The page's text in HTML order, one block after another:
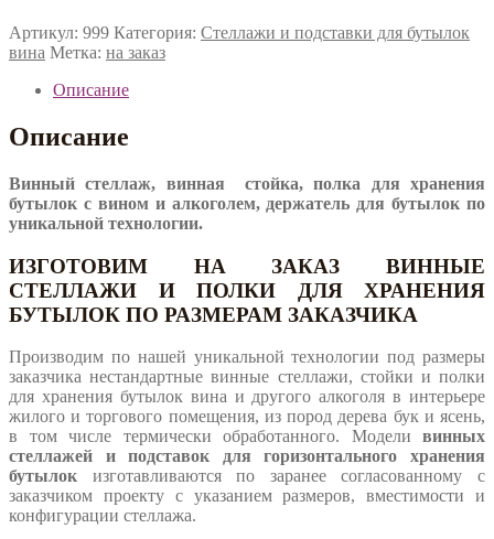
Артикул: 999 Категория: Стеллажи и подставки для бутылок
вина Метка: на заказ
Описание
Описание
Винный стеллаж, винная стойка, полка для хранения
бутылок с вином и алкоголем, держатель для бутылок по
уникальной технологии.
ИЗГОТОВИМ НА ЗАКАЗ ВИННЫЕ
СТЕЛЛАЖИ И ПОЛКИ ДЛЯ ХРАНЕНИЯ
БУТЫЛОК ПО РАЗМЕРАМ ЗАКАЗЧИКА
Производим по нашей уникальной технологии под размеры
заказчика нестандартные винные стеллажи, стойки и полки
для хранения бутылок вина и другого алкоголя в интерьере
жилого и торгового помещения, из пород дерева бук и ясень,
в том числе термически обработанного. Модели винных
стеллажей и подставок для горизонтального хранения
бутылок изготавливаются по заранее согласованному с
заказчиком проекту с указанием размеров, вместимости и
конфигурации стеллажа.